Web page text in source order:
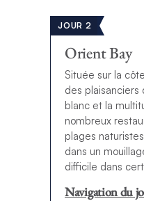
JOUR 2
Orient Bay
Située sur la
des plaisanciers
blanc et la
nombreux
plages
dans un
difficile dans
Navigation du